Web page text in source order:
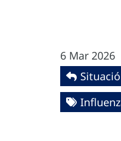
6 Mar 2026